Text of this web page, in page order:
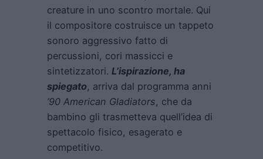
creature in uno scontro mortale. Qui
il compositore costruisce un tappeto
sonoro aggressivo fatto di
percussioni, cori massicci e
sintetizzatori. L’ispirazione, ha
spiegato, arriva dal programma anni
’90 American Gladiators, che da
bambino gli trasmetteva quell’idea di
spettacolo fisico, esagerato e
competitivo.